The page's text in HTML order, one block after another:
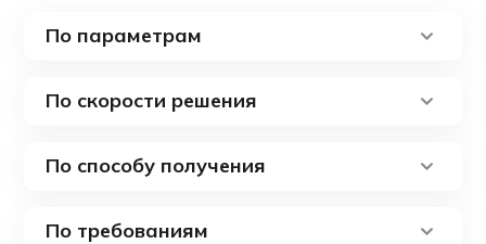
По параметрам
По скорости решения
По способу получения
По требованиям